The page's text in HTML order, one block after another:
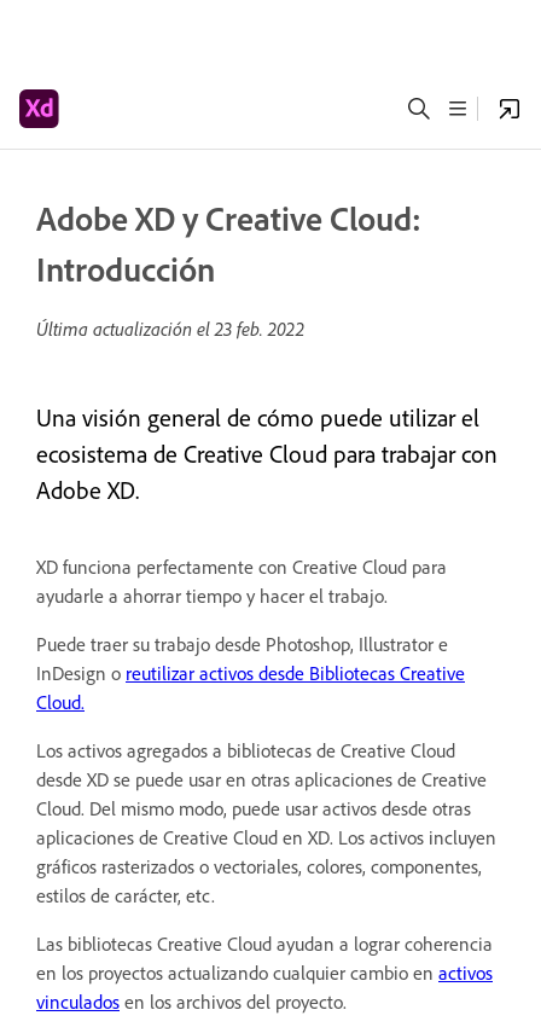
Adobe XD y Creative Cloud:
Introducción
Última actualización el23 feb. 2022
Una visión general de cómo puede utilizar el
ecosistema de Creative Cloud para trabajar con
Adobe XD.
XD funciona perfectamente con Creative Cloud para
ayudarle a ahorrar tiempo y hacer el trabajo.
Puede traer su trabajo desde Photoshop, Illustrator e
InDesign o reutilizar activos desde Bibliotecas Creative
Cloud.
Los activos agregados a bibliotecas de Creative Cloud
desde XD se puede usar en otras aplicaciones de Creative
Cloud. Del mismo modo, puede usar activos desde otras
aplicaciones de Creative Cloud en XD. Los activos incluyen
gráficos rasterizados o vectoriales, colores, componentes,
estilos de carácter, etc.
Las bibliotecas Creative Cloud ayudan a lograr coherencia
en los proyectos actualizando cualquier cambio en activos
vinculados en los archivos del proyecto.